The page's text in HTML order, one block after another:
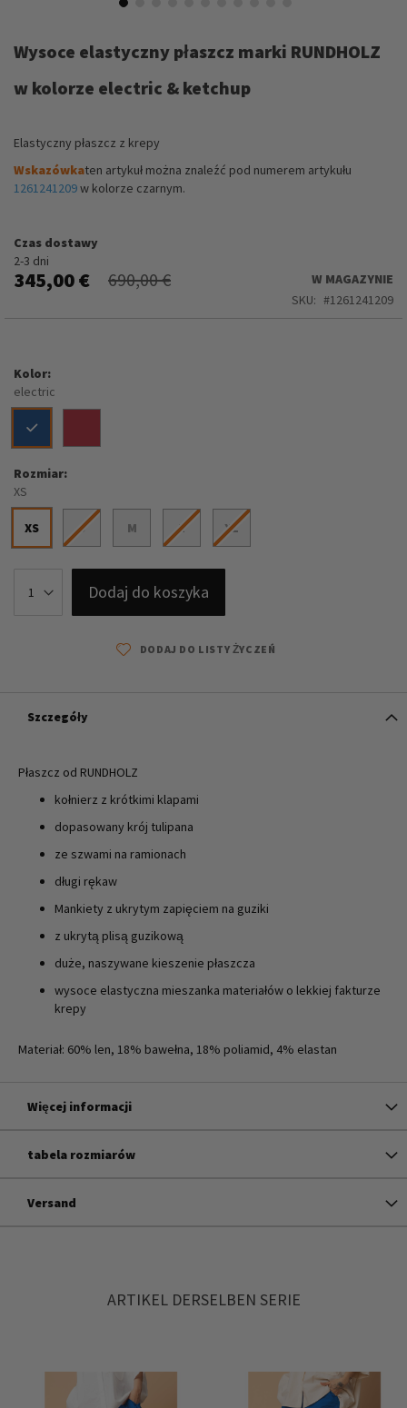
początek
Wysoce elastyczny płaszcz marki RUNDHOLZ
w kolorze electric & ketchup
Elastyczny płaszcz z krepy
Wskazówkaten artykuł można znaleźć pod numerem artykułu
1261241209w kolorze czarnym.
Czas dostawy
2-3 dni
345,00 € 690,00 €
W MAGAZYNIE
SKU
1261241209
Kolor
electric
Rozmiar
XS
XS S M L XL
Dodaj do koszyka
DODAJ DO LISTY ŻYCZEŃ
Szczegóły
Płaszcz od RUNDHOLZ
kołnierz z krótkimi klapami
dopasowany krój tulipana
ze szwami na ramionach
długi rękaw
Mankiety z ukrytym zapięciem na guziki
z ukrytą plisą guzikową
duże, naszywane kieszenie płaszcza
wysoce elastyczna mieszanka materiałów o lekkiej fakturze
krepy
Materiał: 60% len, 18% bawełna, 18% poliamid, 4% elastan
Więcej informacji
tabela rozmiarów
Versand
ARTIKEL DERSELBEN SERIE